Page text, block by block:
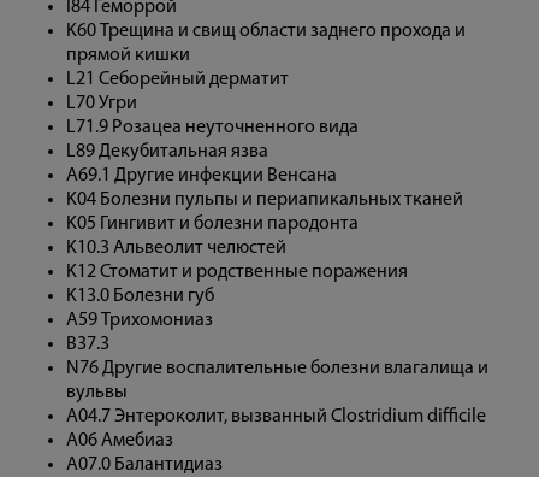
I84 Геморрой
K60 Трещина и свищ области заднего прохода и
прямой кишки
L21 Себорейный дерматит
L70 Угри
L71.9 Розацеа неуточненного вида
L89 Декубитальная язва
A69.1 Другие инфекции Венсана
K04 Болезни пульпы и периапикальных тканей
K05 Гингивит и болезни пародонта
K10.3 Альвеолит челюстей
K12 Стоматит и родственные поражения
K13.0 Болезни губ
A59 Трихомониаз
B37.3
N76 Другие воспалительные болезни влагалища и
вульвы
A04.7 Энтероколит, вызванный Clostridium difficile
A06 Амебиаз
A07.0 Балантидиаз